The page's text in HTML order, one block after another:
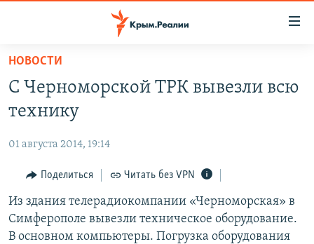
Вернуться
основному
содержанию
навигации
Вернутся
поиску
СПЕЦПРОЕКТЫ
КАРТА ВОЕННЫХ ОБЪЕКТОВ КРЫМА
11 ЛЕТ ОККУПАЦИИ КРЫМА. 11 ИСТОРИЙ СОПРОТИВЛЕНИЯ
ИСТОРИЯ
ЕЩЕ
ИНТЕРАКТИВ
ИНФОГРАФИКА
РАДІО СВОБОДА
КАК ОБОЙТИ БЛОКИРОВКУ
НОВОСТИ
С Черноморской ТРК вывезли всю
технику
01 августа 2014, 19:14
Поделиться Читать без VPN
Из здания телерадиокомпании «Черноморская» в
Симферополе вывезли техническое оборудование.
В основном компьютеры. Погрузка оборудования